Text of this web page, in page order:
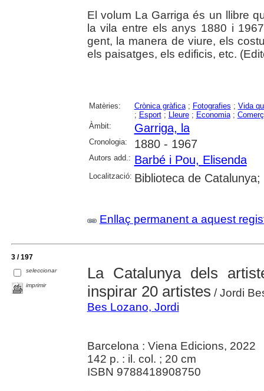
El volum La Garriga és un llibre
la vila entre els anys 1880 i
gent, la manera de viure, els
els paisatges, els edificis, etc.
Matèries: Crònica gràfica; Fotografies ; Vida
; Esport; Lleure; Economia; Comerç
Àmbit:
Garriga, la
Cronologia: 1880 - 1967
Autors add.: Barbé i Pou, Elisenda
Localització: Biblioteca de
Enllaç permanent a aquest
3 / 197
seleccionar
imprimir
La Catalunya dels
inspirar 20 artistes / Jordi
Bes Lozano, Jordi
Barcelona : Viena Edicions, 2022
142 p. : il. col. ; 20 cm
ISBN 9788418908750